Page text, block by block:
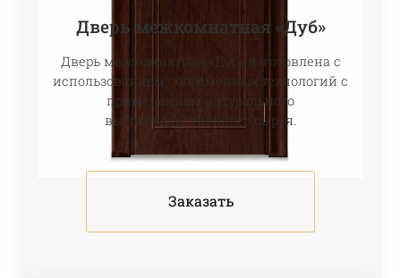
Дверь межкомнатная «Дуб»
Дверь межкомнатная «Дуб» изготовлена с
использованием современных технологий с
применением натурального
высококачественного сырья.
Заказать